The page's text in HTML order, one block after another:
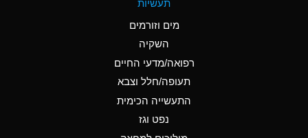
Ammonium Hydroxide
D
Ammonium Nitrate
תעשיות
מים וזורמים
השקיה
רפואה/מדעי החיים
תעופה/חלל וצבא
התעשייה הכימית
נפט וגז